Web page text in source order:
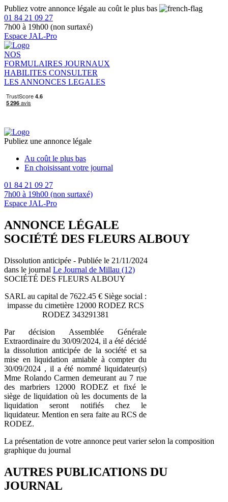
Publiez votre annonce légale au coût le plus bas
01 84 21 09 27
7h00 à 19h00 (non surtaxé)
Espace JAL-Pro
NOS
FORMULAIRES JOURNAUX
HABILITES CONSULTER
LES ANNONCES LEGALES
Publiez une annonce légale
Au coût le plus bas
En choisissant votre journal
01 84 21 09 27
7h00 à 19h00 (non surtaxé)
Espace JAL-Pro
ANNONCE LÉGALE
SOCIÉTÉ DES FLEURS ALBOUY
Dissolution anticipée - Publiée le 21/11/2024
dans le journal Le Journal de Millau (12)
SOCIÉTÉ DES FLEURS ALBOUY
SARL au capital de 7622.45 € Siège social :
impasse du cimetière 12000 RODEZ RCS
RODEZ 343291381
Par décision Assemblée Générale
Extraordinaire du 30/09/2024, il a été décidé
la dissolution anticipée de la société et sa
mise en liquidation amiable à compter du
30/09/2024 , il a été nommé liquidateur(s)
Mme Rolando Carmen demeurant au 7 rue
des marbriers 12000 RODEZ et fixé le
siège de liquidation où les documents de la
liquidation seront notifiés chez le
liquidateur. Mention en sera faite au RCS de
RODEZ.
La présentation de votre annonce peut varier selon la composition
graphique du journal
AUTRES PUBLICATIONS DU
JOURNAL